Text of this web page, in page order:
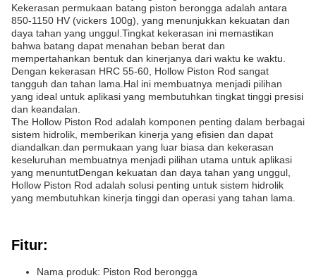
Kekerasan permukaan batang piston berongga adalah antara
850-1150 HV (vickers 100g), yang menunjukkan kekuatan dan
daya tahan yang unggul.Tingkat kekerasan ini memastikan
bahwa batang dapat menahan beban berat dan
mempertahankan bentuk dan kinerjanya dari waktu ke waktu.
Dengan kekerasan HRC 55-60, Hollow Piston Rod sangat
tangguh dan tahan lama.Hal ini membuatnya menjadi pilihan
yang ideal untuk aplikasi yang membutuhkan tingkat tinggi presisi
dan keandalan.
The Hollow Piston Rod adalah komponen penting dalam berbagai
sistem hidrolik, memberikan kinerja yang efisien dan dapat
diandalkan.dan permukaan yang luar biasa dan kekerasan
keseluruhan membuatnya menjadi pilihan utama untuk aplikasi
yang menuntutDengan kekuatan dan daya tahan yang unggul,
Hollow Piston Rod adalah solusi penting untuk sistem hidrolik
yang membutuhkan kinerja tinggi dan operasi yang tahan lama.
Fitur:
Nama produk: Piston Rod berongga